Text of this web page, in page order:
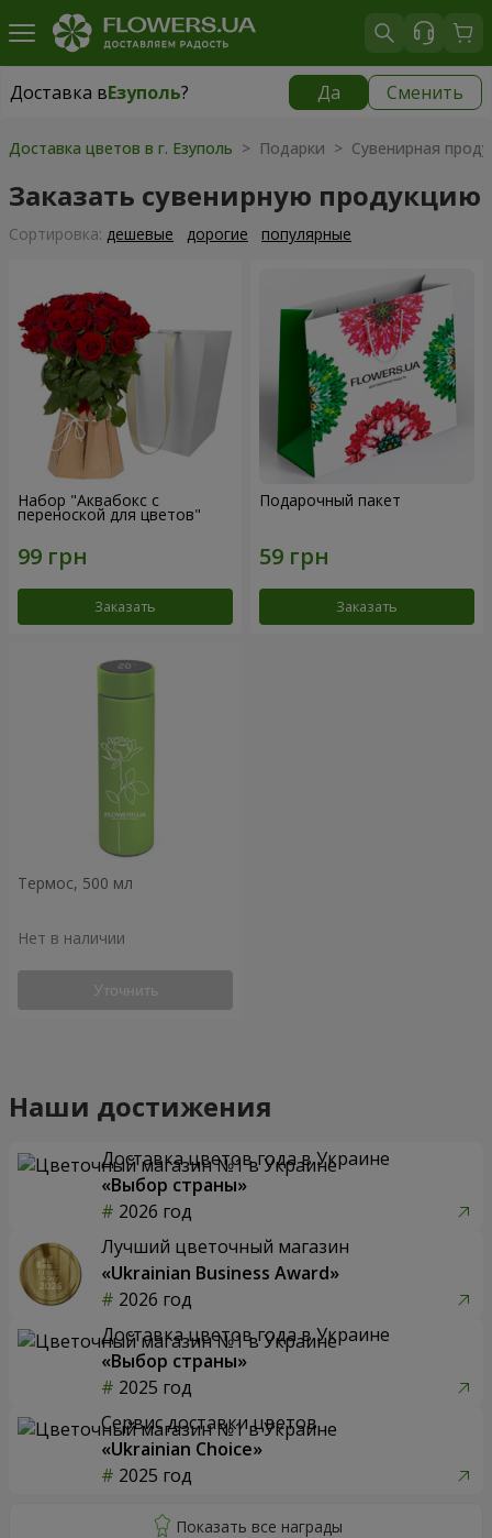
Доставка вЕзуполь? Да Сменить
Доставка вЕзуполь|
Доставка цветов в г. Езуполь > Подарки > Сувенирная
Заказать сувенирную продукцию
Cортировка: дешевые дорогие популярные
Набор "Аквабокс с
переноской для цветов"
Заказать
Подарочный пакет
Заказать
Термос, 500 мл
Нет в наличии
Уточнить
Наши достижения
Доставка цветов года в Украине
«Выбор страны»
2026 год
Лучший цветочный магазин
«Ukrainian Business Award»
2026 год
Доставка цветов года в Украине
«Выбор страны»
2025 год
Сервис доставки цветов
«Ukrainian Choice»
2025 год